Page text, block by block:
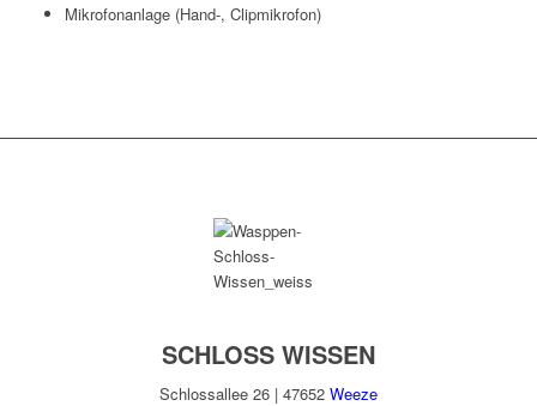
Mikrofonanlage (Hand-, Clipmikrofon)
SCHLOSS WISSEN
Schlossallee 26 | 47652 Weeze